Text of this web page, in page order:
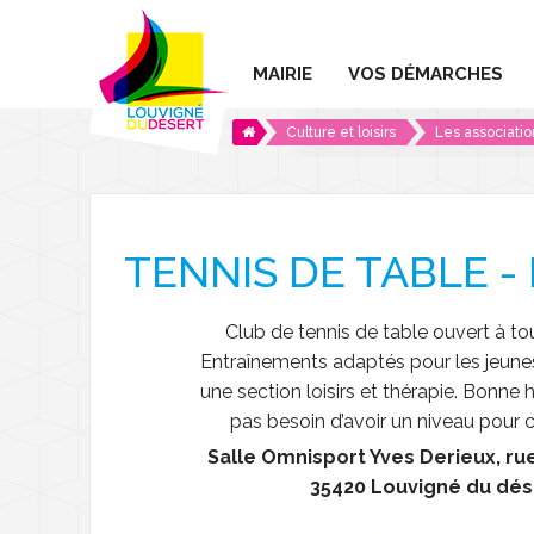
MAIRIE
Les services de la mairie
Le conseil municipal
Conseil municipal
SMICTOM
Centre Social L'Oasis
Le CLIC en Marches
Marchés publics
L'Info Roc
SuppléRoc
VOS DÉMARCHES
Élections
Carte identité /
Maison France
Urbanisme
Architecte conseil
Culture et loisirs Les
TENNIS DE TABLE -
Club de tennis de table ouvert à
Entraînements adaptés pour les
une section loisirs et thérapie. Bonne
pas besoin d’avoir un niveau pour
Salle Omnisport Yves Derieux,
35420 Louvigné du